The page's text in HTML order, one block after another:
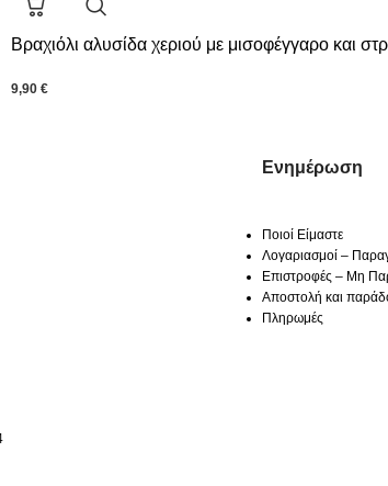
Βραχιόλι αλυσίδα χεριού με μισοφέγγαρο και
9,90 €
Ενημέρωση
Ποιοί Είμαστε
Λογαριασμοί –
Επιστροφές – Μη
Αποστολή και
Πληρωμές